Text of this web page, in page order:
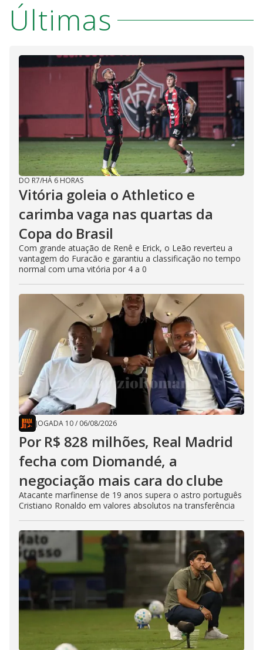
Últimas
DO R7/HÁ 6 HORAS
Vitória goleia o Athletico e
carimba vaga nas quartas da
Copa do Brasil
Com grande atuação de Renê e Erick, o Leão reverteu a
vantagem do Furacão e garantiu a classificação no tempo
normal com uma vitória por 4 a 0
JOGADA 10/ 06/08/2026
Por R$ 828 milhões, Real Madrid
fecha com Diomandé, a
negociação mais cara do clube
Atacante marfinense de 19 anos supera o astro português
Cristiano Ronaldo em valores absolutos na transferência